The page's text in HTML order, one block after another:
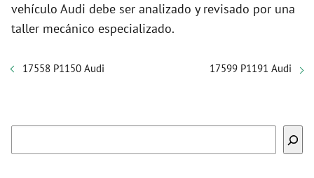
vehículo Audi debe ser analizado y revisado por una
taller mecánico especializado.
17558 P1150 Audi 17599 P1191 Audi